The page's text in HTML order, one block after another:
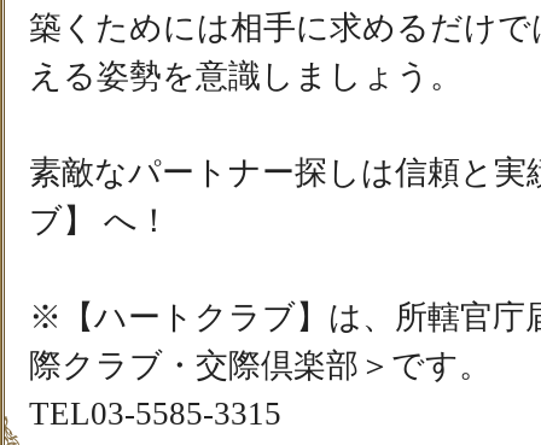
築くためには相手に求めるだけ
える姿勢を意識しましょう。
素敵なパートナー探しは信頼と実
ブ】 へ！
※【ハートクラブ】は、所轄官庁
際クラブ・交際倶楽部＞です。
TEL03-5585-3315